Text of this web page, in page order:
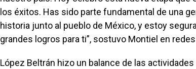
los éxitos. Has sido parte fundamental de una
historia junto al pueblo de México, y estoy
grandes logros para ti”, sostuvo Montiel en
López Beltrán hizo un balance de las